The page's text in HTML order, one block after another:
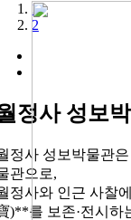
1
2
정사 성보
정사 성보박물관
관으로,
정사와 인근 사찰
)**를 보존·전시하